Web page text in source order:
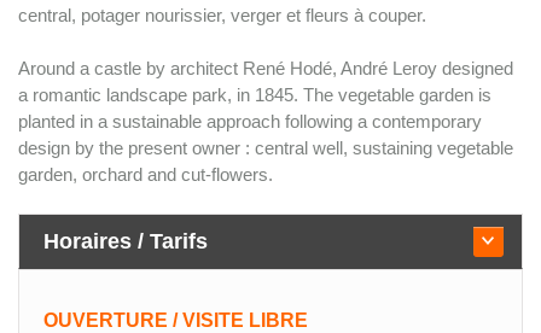
central, potager nourissier, verger et fleurs à couper.
Around a castle by architect René Hodé, André Leroy designed
a romantic landscape park, in 1845. The vegetable garden is
planted in a sustainable approach following a contemporary
design by the present owner : central well, sustaining vegetable
garden, orchard and cut-flowers.
Horaires / Tarifs
OUVERTURE / VISITE LIBRE